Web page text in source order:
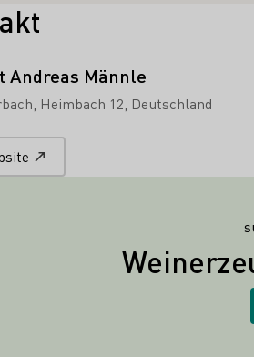
Andreas Männle
Heimbach 12 Deutschland